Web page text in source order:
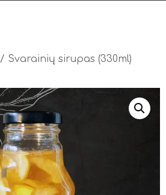
/ Svarainių sirupas (330ml)